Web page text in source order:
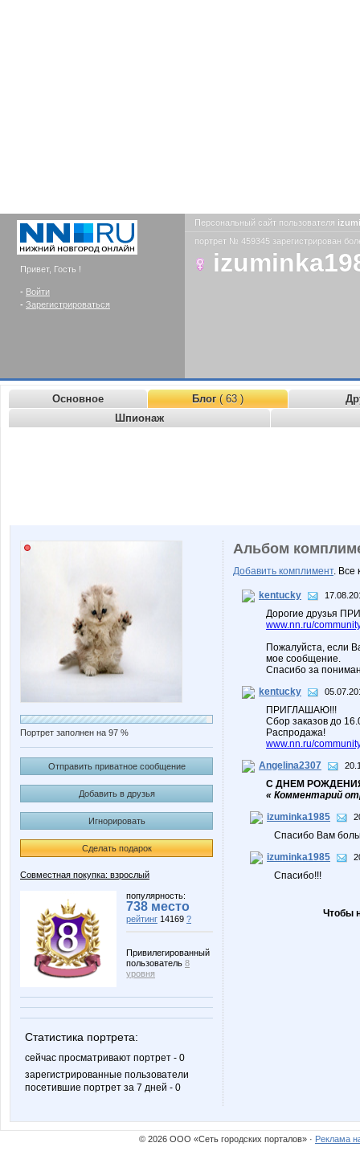
Привет, Гость !
- Войти
- Зарегистрироваться
Персональный сайт пользователя
портрет № 459345 зарегистрирован
Основное Блог( 63 )
Шпионаж
Портрет заполнен на 97 %
Отправить приватное сообщение
Добавить в друзья
Игнорировать
Сделать подарок
Совместная покупка: взрослый
популярность:
738 место
рейтинг 14169 ?
Привилегированный
пользователь 8
уровня
Статистика портрета:
сейчас просматривают портрет - 0
зарегистрированные пользователи
посетившие портрет за 7 дней - 0
Альбом
Добавить комплимент. Все
kentucky
Дорогие друзья
www.nn.ru/
Пожалуйста, если
мое сообщение.
Спасибо за
kentucky
ПРИГЛАШАЮ!!!
Сбор заказов до
Распродажа!
www.nn.ru/
Angelina2307
С ДНЕМ
« Комментарий
izuminka1985
Спасибо Вам
izuminka1985
Спасибо!!!
Чтобы
© 2026 ООО «Сеть городских порталов» · Реклама